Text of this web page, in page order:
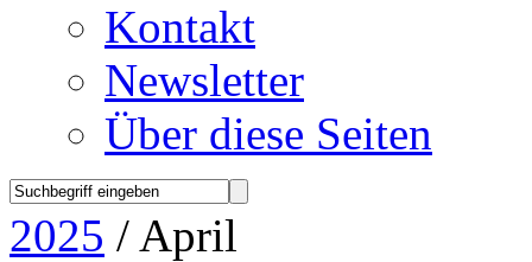
Kontakt
Newsletter
Über diese Seiten
2025 / April